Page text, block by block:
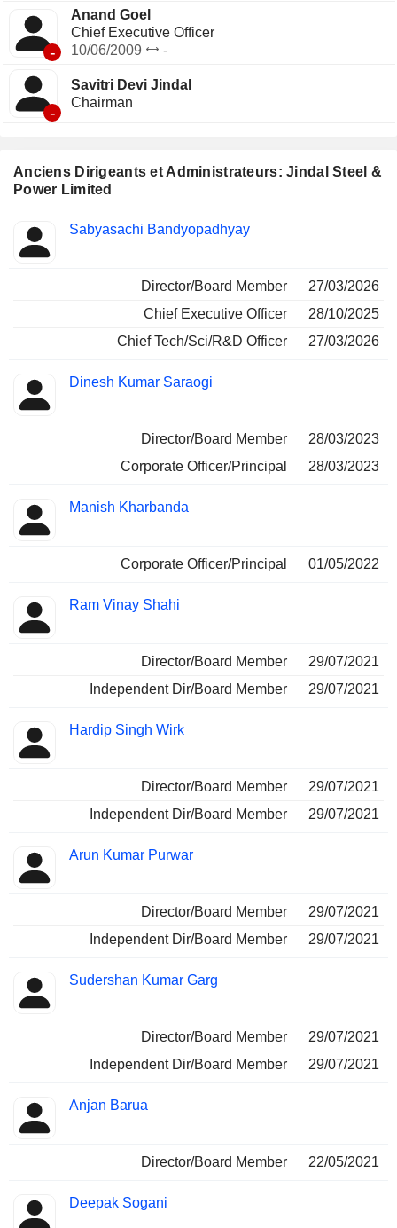
Anciens Dirigeants et Administrateurs: Jindal Steel &
Power Limited
Insider
Fonctions
occupées
Sabyasachi Bandyopadhyay
Director/Board Member
27/03/2026
Chief Executive Officer
28/10/2025
Chief Tech/Sci/R&D Officer
27/03/2026
Dinesh Kumar Saraogi
Director/Board Member
28/03/2023
Corporate Officer/Principal
28/03/2023
Manish Kharbanda
Corporate Officer/Principal 01/05/2022
Ram Vinay Shahi
Director/Board Member
29/07/2021
Independent Dir/Board Member
29/07/2021
Hardip Singh Wirk
Director/Board Member
29/07/2021
Independent Dir/Board Member
29/07/2021
Arun Kumar Purwar
Director/Board Member
29/07/2021
Independent Dir/Board Member
29/07/2021
Sudershan Kumar Garg
Director/Board Member
29/07/2021
Independent Dir/Board Member
29/07/2021
Anjan Barua
Director/Board Member 22/05/2021
Deepak Sogani
-
Anand Goel
Chief Executive Officer
10/06/2009
-
-
Savitri Devi Jindal
Chairman